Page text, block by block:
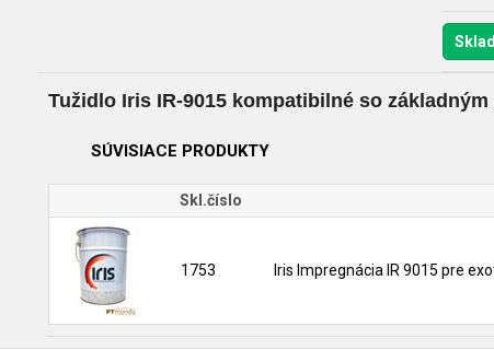
Tužidlo Iris IR-9015 kompatibilné so
SÚVISIACE PRODUKTY
Skl.číslo
1753 Iris Impregnácia IR 9015 pre